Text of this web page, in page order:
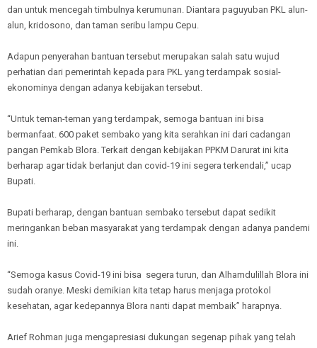
dan untuk mencegah timbulnya kerumunan. Diantara paguyuban PKL alun-
alun, kridosono, dan taman seribu lampu Cepu.
Adapun penyerahan bantuan tersebut merupakan salah satu wujud
perhatian dari pemerintah kepada para PKL yang terdampak sosial-
ekonominya dengan adanya kebijakan tersebut.
“Untuk teman-teman yang terdampak, semoga bantuan ini bisa
bermanfaat. 600 paket sembako yang kita serahkan ini dari cadangan
pangan Pemkab Blora. Terkait dengan kebijakan PPKM Darurat ini kita
berharap agar tidak berlanjut dan covid-19 ini segera terkendali,” ucap
Bupati.
Bupati berharap, dengan bantuan sembako tersebut dapat sedikit
meringankan beban masyarakat yang terdampak dengan adanya pandemi
ini.
“Semoga kasus Covid-19 ini bisa segera turun, dan Alhamdulillah Blora ini
sudah oranye. Meski demikian kita tetap harus menjaga protokol
kesehatan, agar kedepannya Blora nanti dapat membaik” harapnya.
Arief Rohman juga mengapresiasi dukungan segenap pihak yang telah